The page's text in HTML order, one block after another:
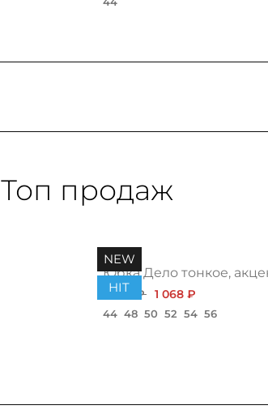
Топ продаж
NEW
HIT
Юбка Дело тонкое,
1 200 ₽ 1 068 ₽
44 48 50 52 54 56